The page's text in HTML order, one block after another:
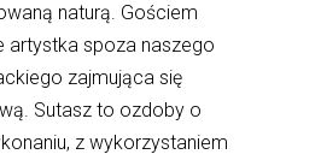
naturą. Gościem
artystka spoza naszego
zajmująca się
Sutasz to ozdoby o
z wykorzystaniem